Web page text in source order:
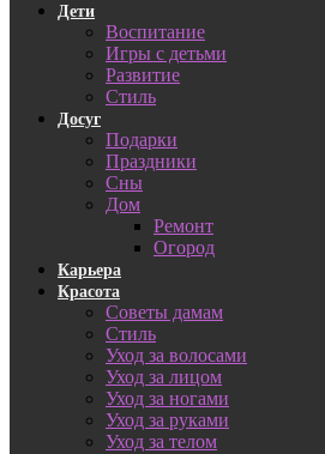
Дети
Воспитание
Игры с детьми
Развитие
Стиль
Досуг
Подарки
Праздники
Сны
Дом
Ремонт
Огород
Карьера
Красота
Советы дамам
Стиль
Уход за волосами
Уход за лицом
Уход за ногами
Уход за руками
Уход за телом